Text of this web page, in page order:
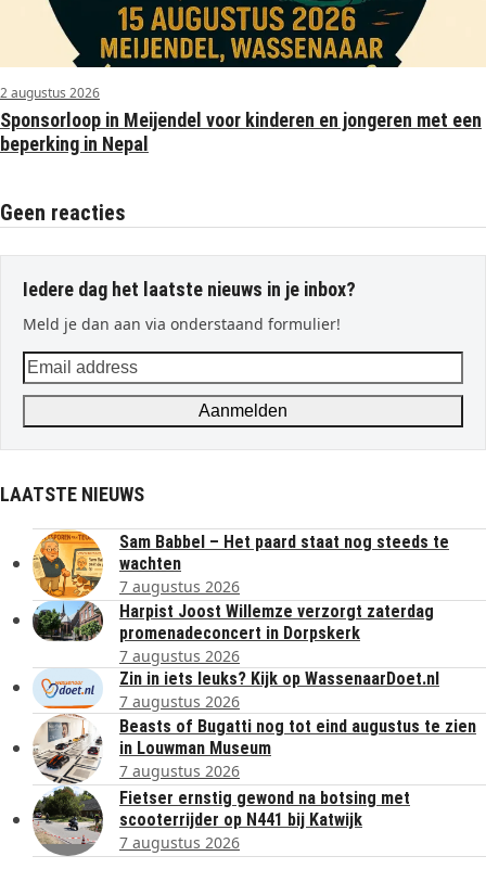
2 augustus 2026
Sponsorloop in Meijendel voor kinderen en jongeren met een
beperking in Nepal
Geen reacties
Iedere dag het laatste nieuws in je inbox?
Meld je dan aan via onderstaand formulier!
Email
address
Aanmelden
LAATSTE NIEUWS
Sam Babbel – Het paard staat nog steeds te
wachten
7 augustus 2026
Harpist Joost Willemze verzorgt zaterdag
promenadeconcert in Dorpskerk
7 augustus 2026
Zin in iets leuks? Kijk op WassenaarDoet.nl
7 augustus 2026
Beasts of Bugatti nog tot eind augustus te zien
in Louwman Museum
7 augustus 2026
Fietser ernstig gewond na botsing met
scooterrijder op N441 bij Katwijk
7 augustus 2026